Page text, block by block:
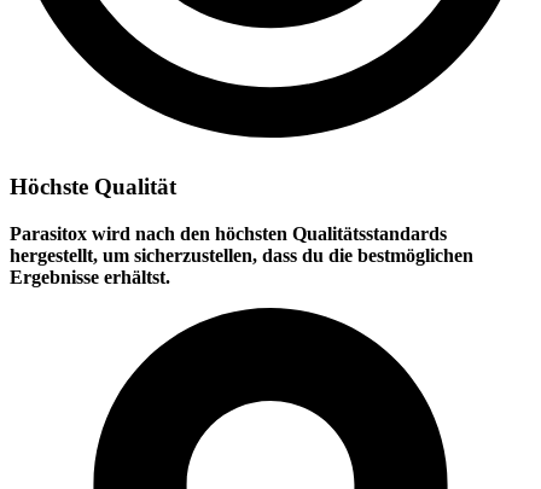
Höchste Qualität
Parasitox wird nach den höchsten Qualitätsstandards
hergestellt, um sicherzustellen, dass du die bestmöglichen
Ergebnisse erhältst.